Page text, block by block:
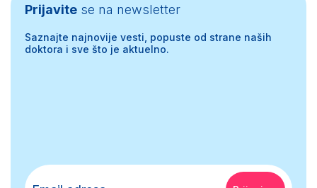
Prijavite se na newsletter
Saznajte najnovije vesti, popuste od strane naših
doktora i sve što je aktuelno.